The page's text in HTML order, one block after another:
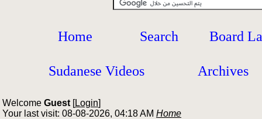
Home Search Board
Sudanese Videos Archives
Welcome Guest [Login]
Your last visit: 08-08-2026, 04:18 AM Home